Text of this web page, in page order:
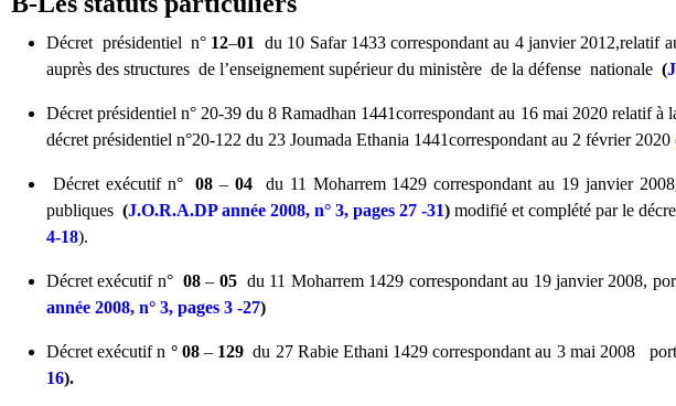
Décret présidentiel n° 12–01
du 10 Safar 1433 correspondant au 4 janvier 2012,relatif
auprès des structures de l’enseignement supérieur du ministère de la défense nationale (
Décret présidentiel n° 20-39 du 8 Ramadhan 1441correspondant au 16 mai 2020 relatif
décret présidentiel n°20-122 du 23 Joumada Ethania 1441correspondant au 2 février 2020
Décret exécutif n°08 –04 du 11 Moharrem 1429 correspondant au 19 janvier
publiques(J.O.R.A.DP année 2008, n° 3, pages 27 -31)modifié et complété par le
4-18).
Décret exécutif n° 08– 05du 11 Moharrem 1429 correspondant au 19 janvier 2008,
année 2008, n° 3, pages 3 -27)
Décret exécutif n ° 08– 129 du 27 Rabie Ethani 1429 correspondant au 3 mai 2008
16).